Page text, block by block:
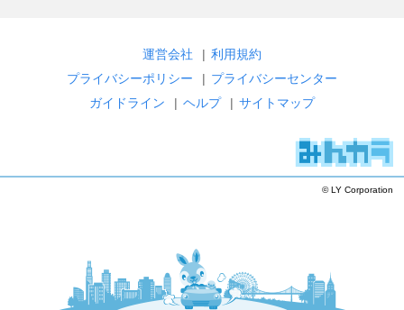
運営会社 | 利用規約
プライバシーポリシー
| プライバシーセンター
ガイドライン
| ヘルプ | サイトマップ
© LY Corporation